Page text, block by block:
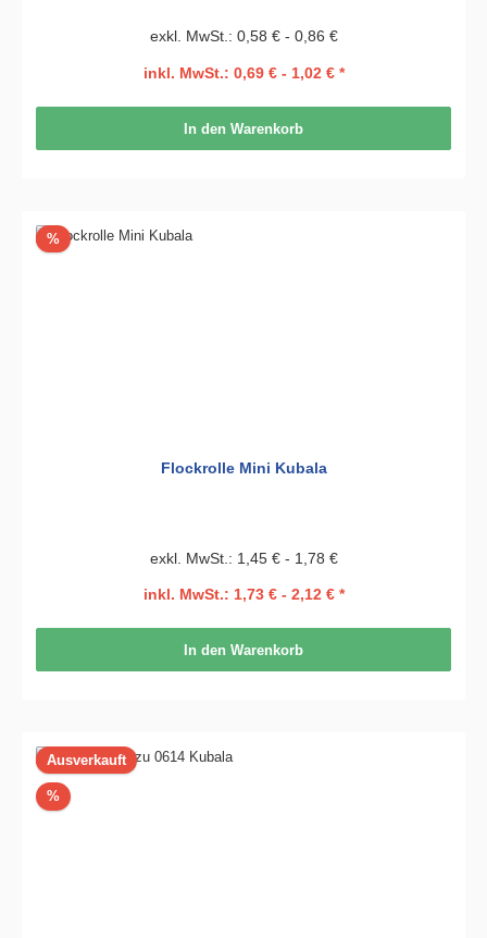
exkl. MwSt.: 0,58 € - 0,86 €
inkl. MwSt.: 0,69 € - 1,02 € *
In den Warenkorb
%Rabatt
Flockrolle Mini Kubala
exkl. MwSt.: 1,45 € - 1,78 €
inkl. MwSt.: 1,73 € - 2,12 € *
In den Warenkorb
Ausverkauft
%Rabatt